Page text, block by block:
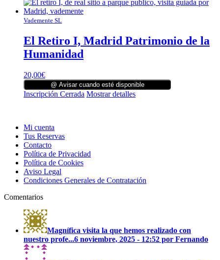
Vademente SL
El Retiro I, Madrid Patrimonio de la
Humanidad
20,00€
@ Avisar cuando esté disponible
Inscripción Cerrada Mostrar detalles
Mi cuenta
Tus Reservas
Contacto
Política de Privacidad
Política de Cookies
Aviso Legal
Condiciones Generales de Contratación
Comentarios
Magnífica visita la que hemos realizado con
nuestro profe...6 noviembre, 2025 - 12:52 por Fernando